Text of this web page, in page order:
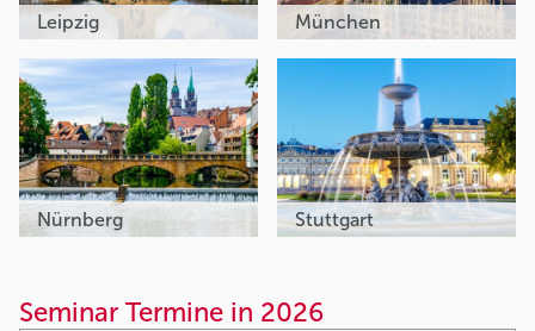
Leipzig München
Nürnberg Stuttgart
Seminar Termine in 2026